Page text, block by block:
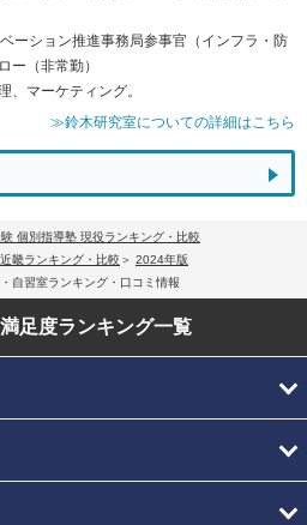
ーション推進事務局参事官（インフラ・防
ー（非常勤）
、マーケティング。
≫鈴木研究室についての詳細はこちら
個別指導塾 現役ランキング・比較
畿ランキング・比較
2024年版
自習室ランキング・口コミ情報
足度ランキング一覧